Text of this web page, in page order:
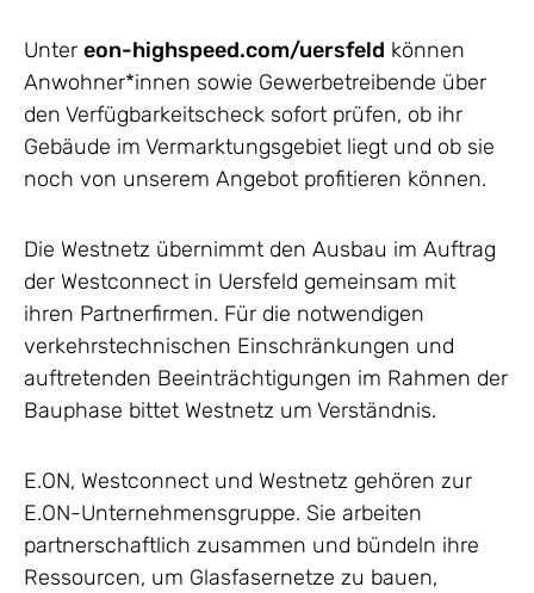
Unter eon-highspeed.com/uersfeld können
Anwohner*innen sowie Gewerbetreibende über
den Verfügbarkeitscheck sofort prüfen, ob ihr
Gebäude im Vermarktungsgebiet liegt und ob sie
noch von unserem Angebot profitieren können.
Die Westnetz übernimmt den Ausbau im Auftrag
der Westconnect in Uersfeld gemeinsam mit
ihren Partnerfirmen. Für die notwendigen
verkehrstechnischen Einschränkungen und
auftretenden Beeinträchtigungen im Rahmen der
Bauphase bittet Westnetz um Verständnis.
E.ON, Westconnect und Westnetz gehören zur
E.ON-Unternehmensgruppe. Sie arbeiten
partnerschaftlich zusammen und bündeln ihre
Ressourcen, um Glasfasernetze zu bauen,